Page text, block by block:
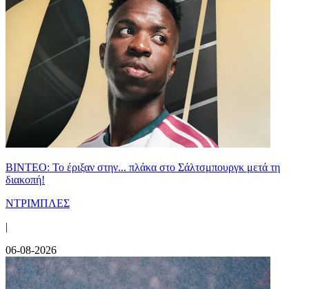
ΒΙΝΤΕΟ: Το έριξαν στην... πλάκα στο Σάλτσμπουργκ μετά τη
διακοπή!
ΝΤΡΙΜΠΛΕΣ
|
06-08-2026